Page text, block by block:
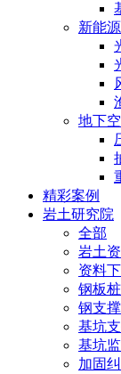
新能
地下
精彩案例
岩土研究院
全部
岩土
资料
钢板桩
钢支撑
基坑
基坑
加固